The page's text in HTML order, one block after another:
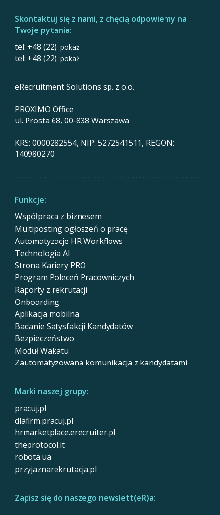
Skontaktuj się z nami, z chęcią odpowiemy na
Twoje pytania:
tel: +48 (22) pokaż
tel: +48 (22) pokaż
eRecruitment Solutions sp. z o.o.
PROXIMO Office
ul. Prosta 68, 00-838 Warszawa
KRS: 0000282554, NIP: 5272541511, REGON:
140980270
Funkcje:
Współpraca z biznesem
Multiposting ogłoszeń o pracę
Automatyzacje HR Workflows
Technologia AI
Strona Kariery PRO
Program Poleceń Pracowniczych
Raporty z rekrutacji
Onboarding
Aplikacja mobilna
Badanie Satysfakcji Kandydatów
Bezpieczeństwo
Moduł Wakatu
Zautomatyzowana komunikacja z kandydatami
Marki naszej grupy:
pracuj.pl
dlafirm.pracuj.pl
hrmarketplace.erecruiter.pl
theprotocol.it
robota.ua
przyjaznarekrutacja.pl
Zapisz się do naszego newslett(eR)a: